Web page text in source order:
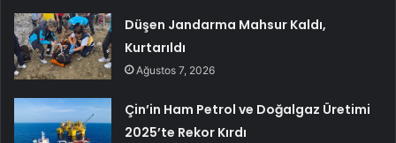
Düşen Jandarma Mahsur Kaldı,
Kurtarıldı
Ağustos 7, 2026
Çin’in Ham Petrol ve Doğalgaz Üretimi
2025’te Rekor Kırdı